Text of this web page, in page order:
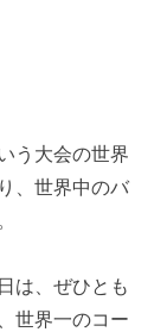
う大会の世界
、世界中のバ
は、ぜひとも
世界一のコー